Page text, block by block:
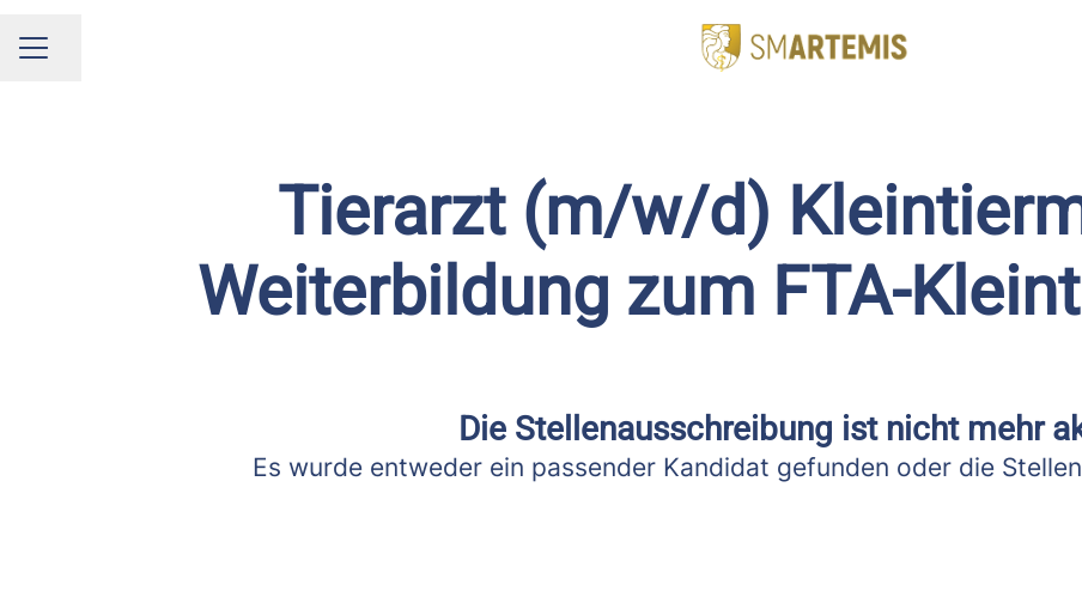
KARRIEREMENÜ
Seite teilen
Tierarzt (m/w/d)
Weiterbildung zum FTA-
Die Stellenausschreibung ist nicht mehr
Es wurde entweder ein passender Kandidat gefunden oder die